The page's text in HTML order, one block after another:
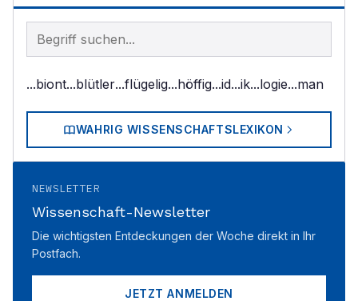
Begriff im Lexikon suchen
...biont...blütler...flügelig...höffig...id...ik...logie...man
WAHRIG WISSENSCHAFTSLEXIKON
NEWSLETTER
Wissenschaft-Newsletter
Die wichtigsten Entdeckungen der Woche direkt in Ihr
Postfach.
JETZT ANMELDEN